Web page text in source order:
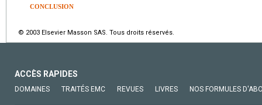
CONCLUSION
© 2003 Elsevier Masson SAS. Tous droits réservés.
ACCÈS RAPIDES
DOMAINES TRAITÉS EMC REVUES LIVRES NOS FORMULES